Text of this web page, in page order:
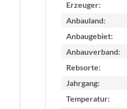
Erzeuger:
Anbauland:
Anbaugebiet:
Anbauverband:
Rebsorte:
Jahrgang:
Temperatur: